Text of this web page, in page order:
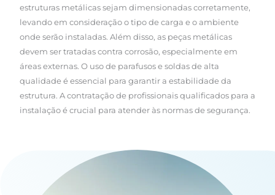
estruturas metálicas sejam dimensionadas corretamente,
levando em consideração o tipo de carga e o ambiente
onde serão instaladas. Além disso, as peças metálicas
devem ser tratadas contra corrosão, especialmente em
áreas externas. O uso de parafusos e soldas de alta
qualidade é essencial para garantir a estabilidade da
estrutura. A contratação de profissionais qualificados para a
instalação é crucial para atender às normas de segurança.